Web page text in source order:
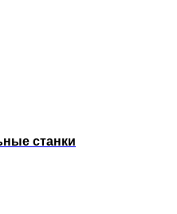
станки